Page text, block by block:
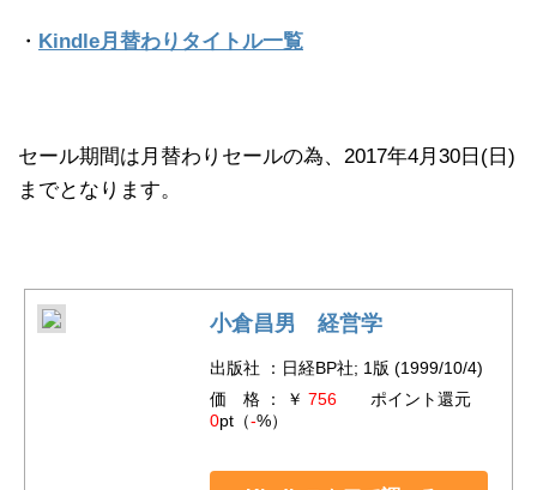
・ Kindle月替わりタイトル一覧
セール期間は月替わりセールの為、2017年4月30日(日)
までとなります。
小倉昌男 経営学
出版社 ：日経BP社; 1版 (1999/10/4)
価 格 ： ￥ 756ポイント還元
0pt（-%）